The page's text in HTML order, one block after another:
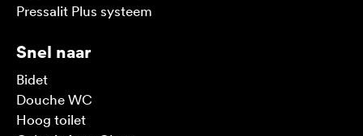
Pressalit Plus systeem
Snel naar
Bidet
Douche WC
Hoog toilet